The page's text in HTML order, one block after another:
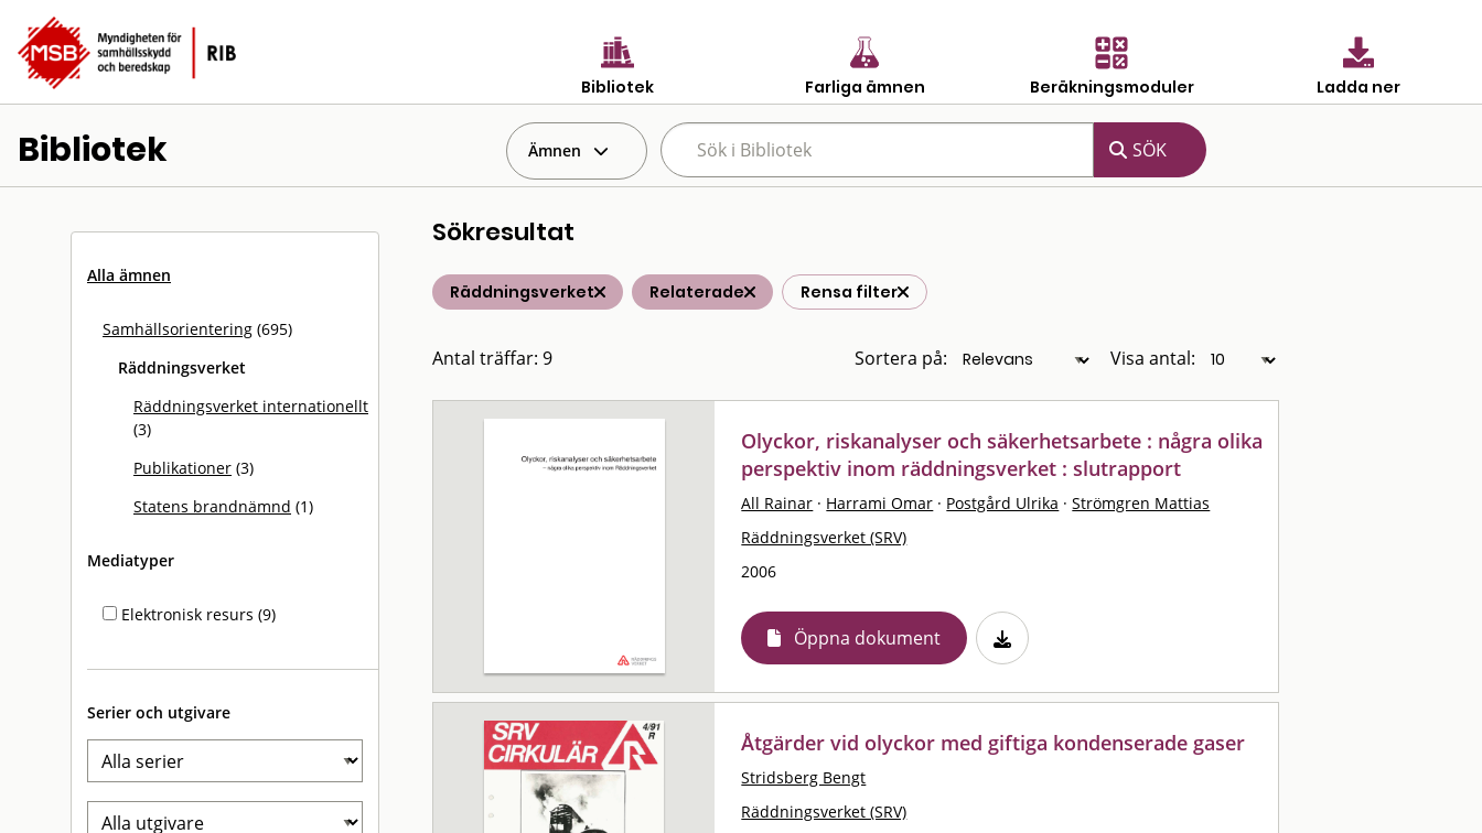
Bibliotek Farliga ämnen Beräkningsmoduler Ladda ner
Bibliotek Ämnen
Alla ämnen
Samhällsorientering (695)
Räddningsverket
Räddningsverket internationellt
(3)
Publikationer (3)
Statens brandnämnd (1)
Mediatyper
Elektronisk resurs (9)
Serier och utgivare
Sökresultat
Räddningsverket Relaterade Rensa filter
Antal träffar: 9 Sortera på: Visa antal:
Olyckor, riskanalyser och säkerhetsarbete : några olika
perspektiv inom räddningsverket : slutrapport
All Rainar · Harrami Omar · Postgård Ulrika · Strömgren Mattias
Räddningsverket (SRV)
2006
Öppna dokument
Åtgärder vid olyckor med giftiga kondenserade gaser
Stridsberg Bengt
Räddningsverket (SRV)